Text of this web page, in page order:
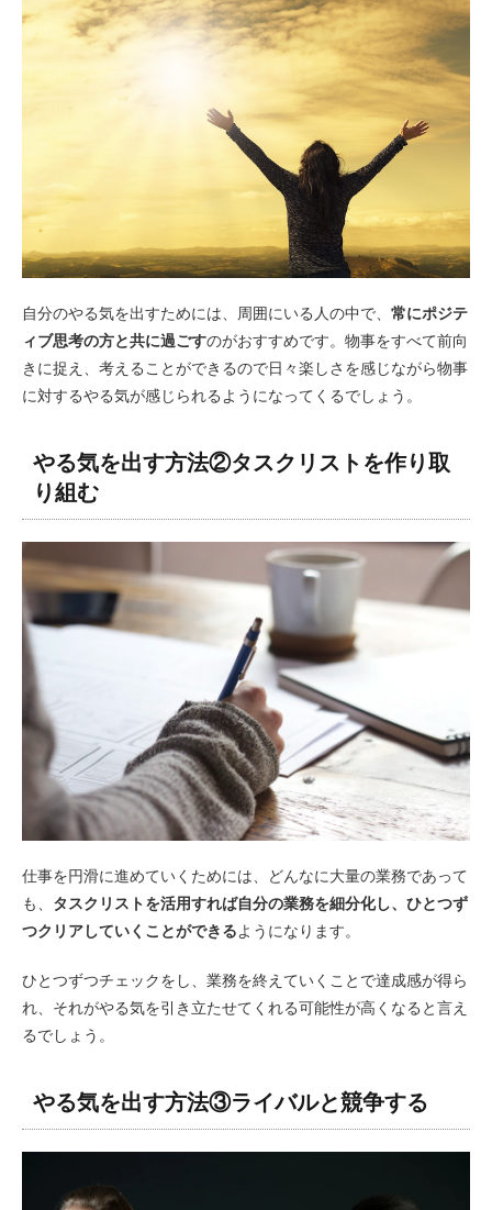
自分のやる気を出すためには、周囲にいる人の中で、 常にポジテ
ィブ思考の方と共に過ごすのがおすすめです。物事をすべて前向
きに捉え、考えることができるので日々楽しさを感じながら物事
に対するやる気が感じられるようになってくるでしょう。
やる気を出す方法②タスクリストを作り取
り組む
仕事を円滑に進めていくためには、どんなに大量の業務であって
も、 タスクリストを活用すれば自分の業務を細分化し、ひとつず
つクリアしていくことができるようになります。
ひとつずつチェックをし、業務を終えていくことで達成感が得ら
れ、それがやる気を引き立たせてくれる可能性が高くなると言え
るでしょう。
やる気を出す方法③ライバルと競争する